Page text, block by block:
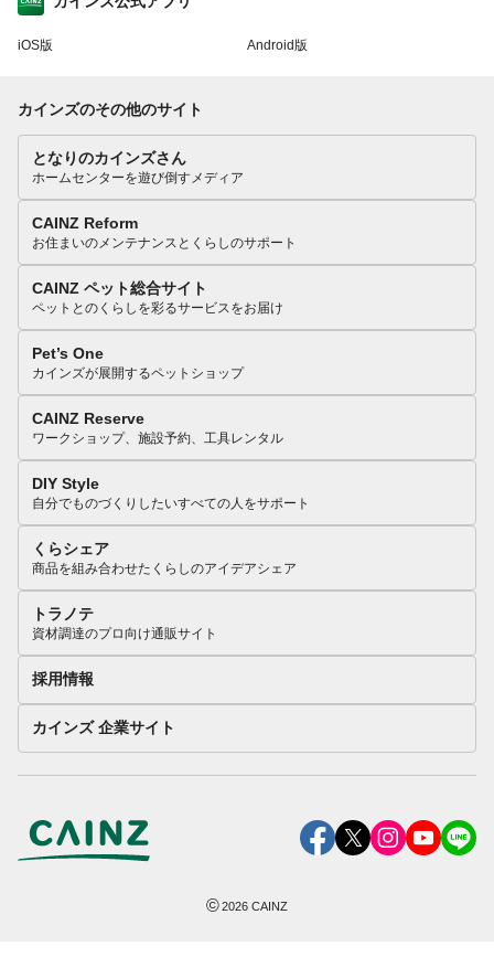
iOS版 Android版
カインズのその他のサイト
となりのカインズさん
ホームセンターを遊び倒すメディア
CAINZ Reform
お住まいのメンテナンスとくらしのサポート
CAINZ ペット総合サイト
ペットとのくらしを彩るサービスをお届け
Pet’s One
カインズが展開するペットショップ
CAINZ Reserve
ワークショップ、施設予約、工具レンタル
DIY Style
自分でものづくりしたいすべての人をサポート
くらシェア
商品を組み合わせたくらしのアイデアシェア
トラノテ
資材調達のプロ向け通販サイト
採用情報
カインズ 企業サイト
©2026 CAINZ